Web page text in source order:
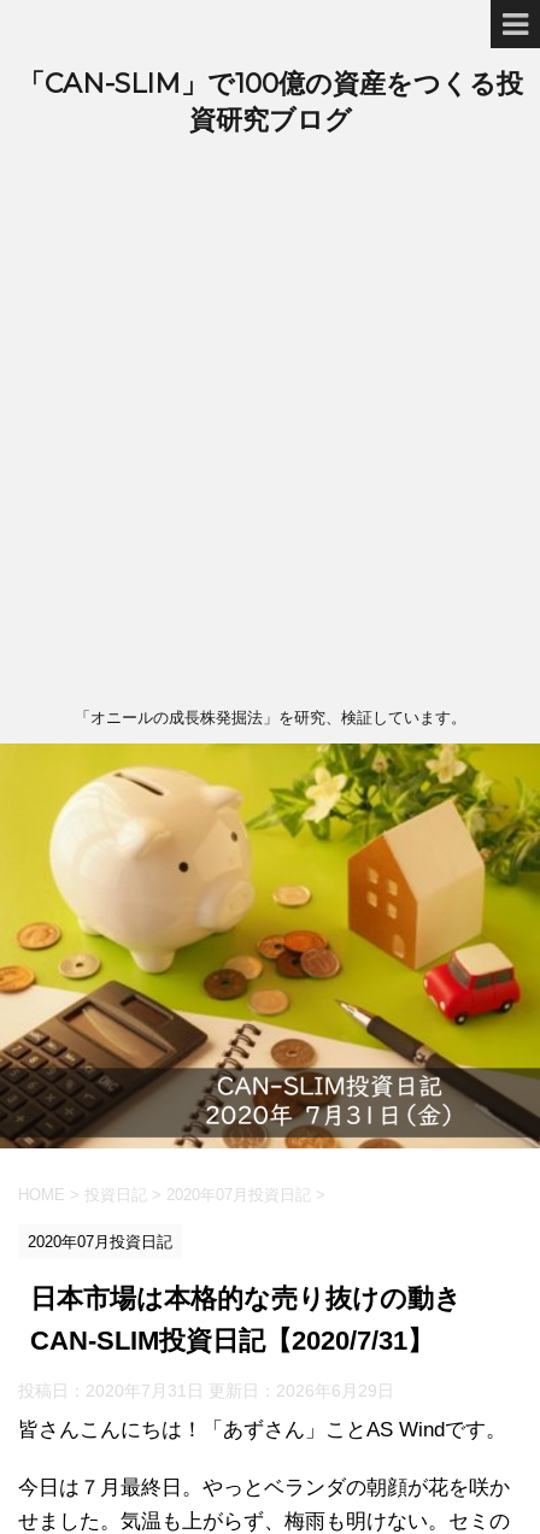
「CAN-SLIM」で100億の資産をつくる投
資研究ブログ
「オニールの成長株発掘法」を研究、検証しています。
HOME > 投資日記 > 2020年07月投資日記 >
2020年07月投資日記
日本市場は本格的な売り抜けの動き
CAN-SLIM投資日記【2020/7/31】
投稿日：2020年7月31日 更新日： 2026年6月29日
皆さんこんにちは！「あずさん」ことAS Windです。
今日は７月最終日。やっとベランダの朝顔が花を咲か
せました。気温も上がらず、梅雨も明けない。セミの